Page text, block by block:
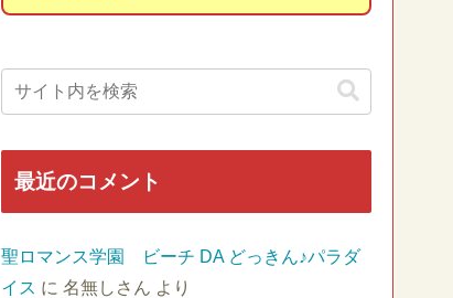
最近のコメント
聖ロマンス学園 ビーチ DA どっきん♪パラダ
イス に 名無しさん より